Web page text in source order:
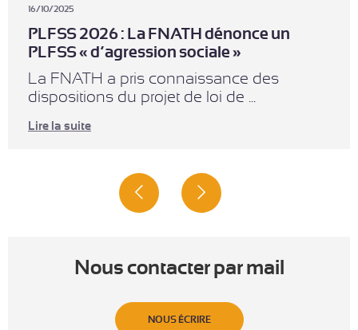
16/10/2025
PLFSS 2026 : La FNATH dénonce un
PLFSS « d’agression sociale »
La FNATH a pris connaissance des
dispositions du projet de loi de ...
Lire la suite
Nous contacter par mail
NOUS ÉCRIRE